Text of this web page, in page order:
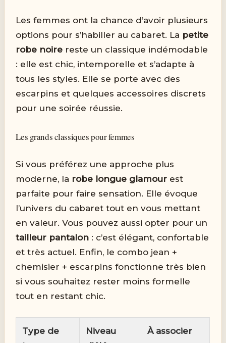
Les femmes ont la chance d’avoir plusieurs
options pour s’habiller au cabaret. La petite
robe noire reste un classique indémodable
: elle est chic, intemporelle et s’adapte à
tous les styles. Elle se porte avec des
escarpins et quelques accessoires discrets
pour une soirée réussie.
Les grands classiques pour femmes
Si vous préférez une approche plus
moderne, la robe longue glamour est
parfaite pour faire sensation. Elle évoque
l’univers du cabaret tout en vous mettant
en valeur. Vous pouvez aussi opter pour un
tailleur pantalon : c’est élégant, confortable
et très actuel. Enfin, le combo jean +
chemisier + escarpins fonctionne très bien
si vous souhaitez rester moins formelle
tout en restant chic.
Type de
Niveau
À associer